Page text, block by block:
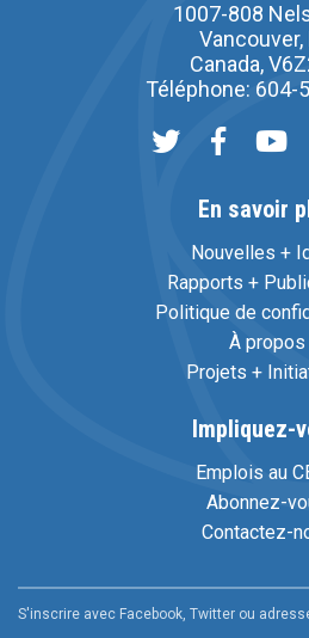
1007-808
Vancouver,
Canada,
Téléphone: 604-
En savoir
Nouvelles +
Rapports +
Politique de
À propos
Projets +
Impliquez-
Emplois au
Abonnez-
Contactez-
S'inscrire avec Facebook, Twitter ou